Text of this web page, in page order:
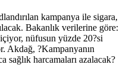
kampanya ile sigara,
Bakanlık verilerine göre:
nüfusun yüzde 20?si
Akdağ, ?Kampanyanın
sağlık harcamaları azalacak?